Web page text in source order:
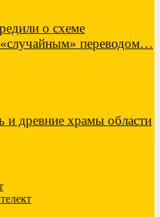
о схеме
переводом…
и древние храмы области